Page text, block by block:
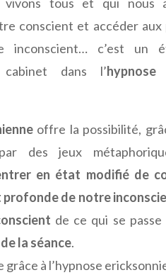
conscient et accéder aux
inconscient… c’est un
dans l’
offre la possibilité,
des jeux
en état modifié de
profonde de notre
de ce qui se
la séance.
grâce à l’hypnose